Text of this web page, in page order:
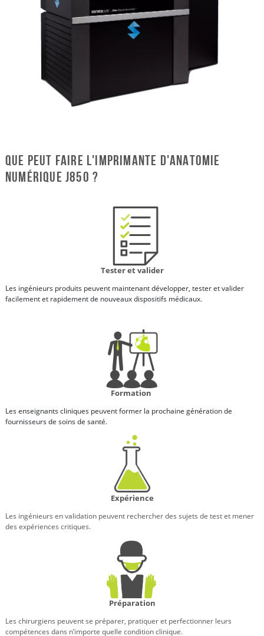
Que peut faire l'imprimante d'anatomie
numérique J850 ?
Tester et valider
Les ingénieurs produits peuvent maintenant développer, tester et valider
facilement et rapidement de nouveaux dispositifs médicaux.
Formation
Les enseignants cliniques peuvent former la prochaine génération de
fournisseurs de soins de santé.
Expérience
Les ingénieurs en validation peuvent rechercher des sujets de test et mener
des expériences critiques.
Préparation
Les chirurgiens peuvent se préparer, pratiquer et perfectionner leurs
compétences dans n’importe quelle condition clinique.